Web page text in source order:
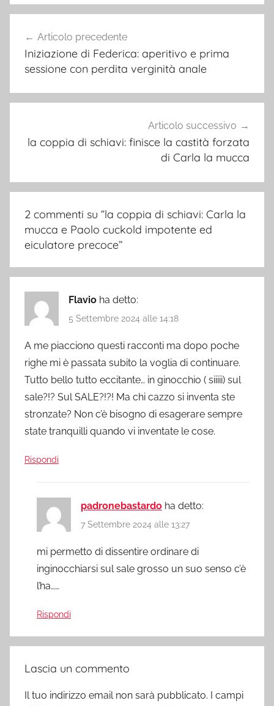
articoli
Articolo precedente
Iniziazione di Federica: aperitivo e prima
sessione con perdita verginità anale
Articolo successivo
la coppia di schiavi: finisce la castità forzata
di Carla la mucca
2 commenti su “la coppia di schiavi: Carla la
mucca e Paolo cuckold impotente ed
eiculatore precoce”
Flavio ha detto:
5 Settembre 2024 alle 14:18
A me piacciono questi racconti ma dopo poche
righe mi è passata subito la voglia di continuare.
Tutto bello tutto eccitante… in ginocchio ( siiiii) sul
sale?!? Sul SALE?!?! Ma chi cazzo si inventa ste
stronzate? Non c’è bisogno di esagerare sempre
state tranquilli quando vi inventate le cose.
Rispondi
padronebastardo ha detto:
7 Settembre 2024 alle 13:27
mi permetto di dissentire ordinare di
inginocchiarsi sul sale grosso un suo senso c’è
l’ha……
Rispondi
Lascia un commento
Il tuo indirizzo email non sarà pubblicato.
I campi